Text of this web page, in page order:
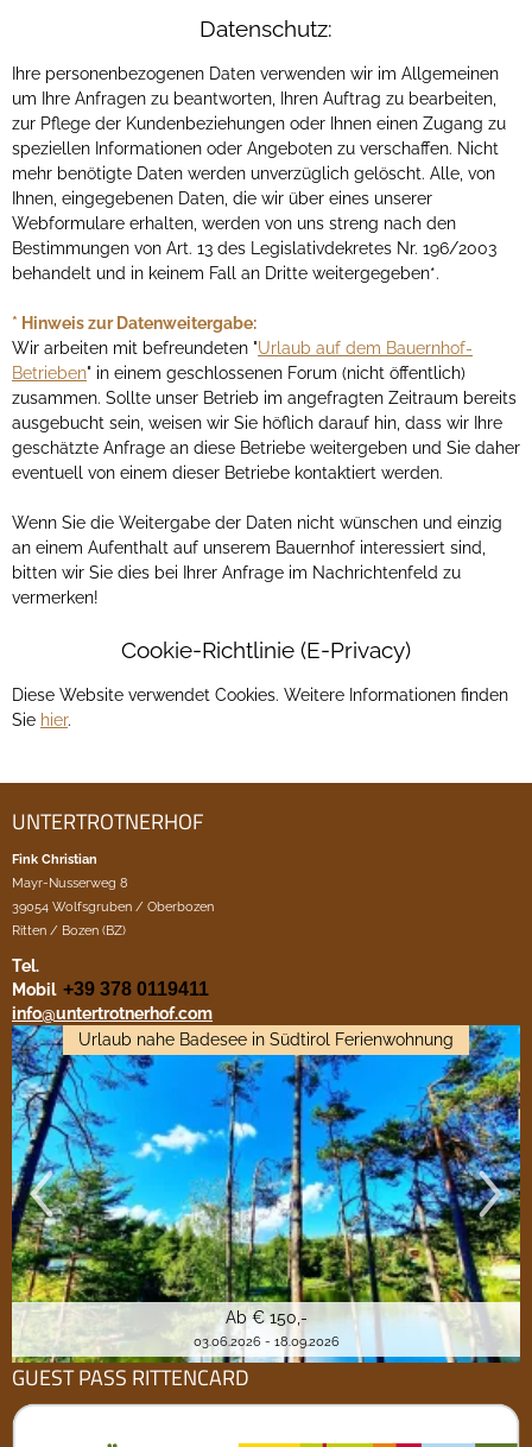
Datenschutz:
Ihre personenbezogenen Daten verwenden wir im Allgemeinen
um Ihre Anfragen zu beantworten, Ihren Auftrag zu bearbeiten,
zur Pflege der Kundenbeziehungen oder Ihnen einen Zugang zu
speziellen Informationen oder Angeboten zu verschaffen. Nicht
mehr benötigte Daten werden unverzüglich gelöscht. Alle, von
Ihnen, eingegebenen Daten, die wir über eines unserer
Webformulare erhalten, werden von uns streng nach den
Bestimmungen von Art. 13 des Legislativdekretes Nr. 196/2003
behandelt und in keinem Fall an Dritte weitergegeben*.
* Hinweis zur Datenweitergabe:
Wir arbeiten mit befreundeten "Urlaub auf dem Bauernhof-
Betrieben" in einem geschlossenen Forum (nicht öffentlich)
zusammen. Sollte unser Betrieb im angefragten Zeitraum bereits
ausgebucht sein, weisen wir Sie höflich darauf hin, dass wir Ihre
geschätzte Anfrage an diese Betriebe weitergeben und Sie daher
eventuell von einem dieser Betriebe kontaktiert werden.
Wenn Sie die Weitergabe der Daten nicht wünschen und einzig
an einem Aufenthalt auf unserem Bauernhof interessiert sind,
bitten wir Sie dies bei Ihrer Anfrage im Nachrichtenfeld zu
vermerken!
Cookie-Richtlinie (E-Privacy)
Diese Website verwendet Cookies. Weitere Informationen finden
Sie hier.
UNTERTROTNERHOF
Fink Christian
Mayr-Nusserweg 8
39054 Wolfsgruben / Oberbozen
Ritten / Bozen (BZ)
Tel.
Mobil +39 378 0119411
info@untertrotnerhof.com
Urlaub nahe Badesee in Südtirol Ferienwohnung
Ab € 150,-
03.06.2026 - 18.09.2026
GUEST PASS RITTENCARD